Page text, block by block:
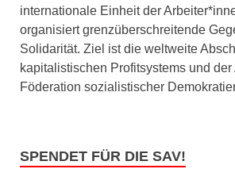
internationale Einheit der
organisiert grenzüberschreitende
Solidarität. Ziel ist die weltweite
kapitalistischen Profitsystems und
Föderation sozialistischer
SPENDET FÜR DIE SAV!